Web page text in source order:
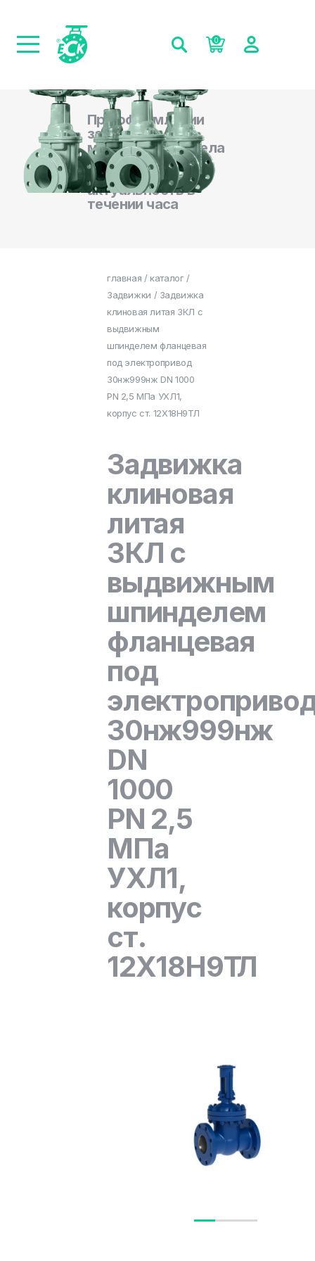
0
При оформлении
заказа на сайте,
менеджеры отдела
продаж
подтверждают
актуальность в
течении часа
главная / каталог/
Задвижки / Задвижка
клиновая литая ЗКЛ с
выдвижным
шпинделем фланцевая
под электропривод
30нж999нж DN 1000
PN 2,5 МПа УХЛ1,
корпус ст. 12Х18Н9ТЛ
Задвижка
клиновая
литая
ЗКЛ с
выдвижным
шпинделем
фланцевая
под
30нж999нж
DN
1000
PN 2,5
МПа
УХЛ1,
корпус
ст.
12Х18Н9ТЛ